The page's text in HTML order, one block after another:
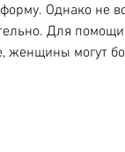
Однако не
Для
женщины могут